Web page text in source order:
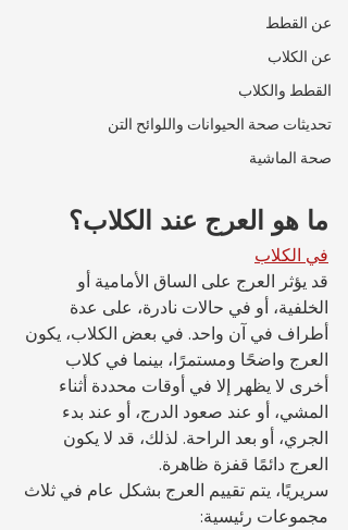
عن القطط
عن الكلاب
القطط والكلاب
تحديثات صحة الحيوانات واللوائح التن
صحة الماشية
ما هو العرج عند الكلاب؟
في الكلاب
قد يؤثر العرج على الساق الأمامية أو
الخلفية، أو في حالات نادرة، على عدة
أطراف في آن واحد. في بعض الكلاب، يكون
العرج واضحًا ومستمرًا، بينما في كلاب
أخرى لا يظهر إلا في أوقات محددة أثناء
المشي، أو عند صعود الدرج، أو عند بدء
الجري، أو بعد الراحة. لذلك، قد لا يكون
العرج دائمًا قفزة ظاهرة.
سريريًا، يتم تقييم العرج بشكل عام في ثلاث
مجموعات رئيسية: